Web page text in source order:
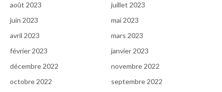
août 2023
juillet 2023
juin 2023
mai 2023
avril 2023
mars 2023
février 2023
janvier 2023
décembre 2022
novembre 2022
octobre 2022
septembre 2022